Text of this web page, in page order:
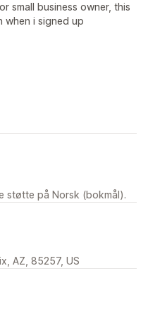
small business owner, this
when i signed up
støtte på Norsk (bokmål).
AZ, 85257, US